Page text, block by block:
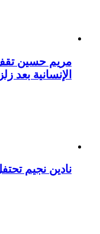
مريم حسين
الإنسانية بعد
نادين نجيم